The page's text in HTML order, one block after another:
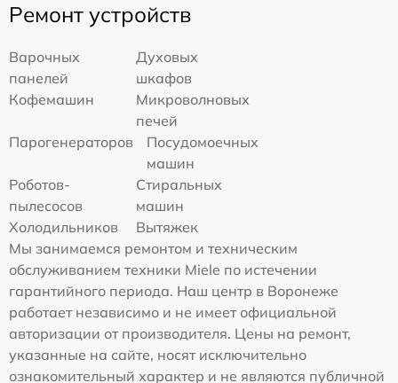
Ремонт устройств
Варочных
панелей
Духовых
шкафов
Кофемашин
Микроволновых
печей
Парогенераторов
Посудомоечных
машин
Роботов-
пылесосов
Стиральных
машин
Холодильников
Вытяжек
Мы занимаемся ремонтом и техническим
обслуживанием техники Miele по истечении
гарантийного периода. Наш центр в Воронеже
работает независимо и не имеет официальной
авторизации от производителя. Цены на ремонт,
указанные на сайте, носят исключительно
ознакомительный характер и не являются публичной